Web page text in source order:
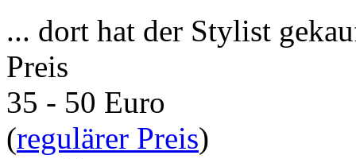
... dort hat der Stylist
Preis
35 - 50 Euro
(regulärer Preis)